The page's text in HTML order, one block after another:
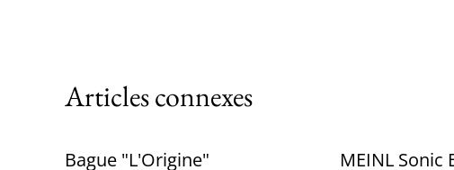
Articles connexes
Bague "L'Origine"
MEINL Sonic